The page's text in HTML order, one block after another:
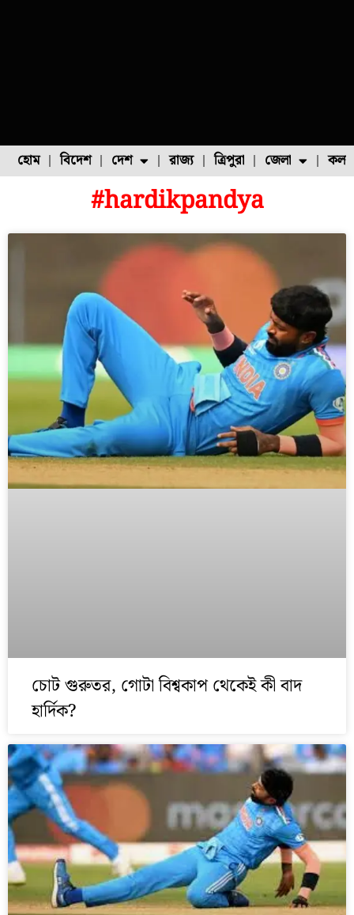
হোম বিদেশ দেশ
ফুল চাষ ফল চাষ মাছ চাষ
রাজ্য ত্রিপুরা জেলা
#hardikpandya
চোট গুরুতর, গোটা বিশ্বকাপ থেকেই কী বাদ
হার্দিক?